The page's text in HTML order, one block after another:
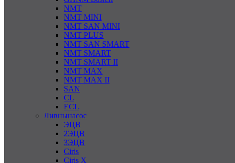
NMT
NMT MINI
NMT SAN MINI
NMT PLUS
NMT SAN SMART
NMT SMART
NMT SMART II
NMT MAX
NMT MAX II
SAN
CL
ECL
Ливнынасос
ЭЦВ
2ЭЦВ
3ЭЦВ
Ciris
Ciris X